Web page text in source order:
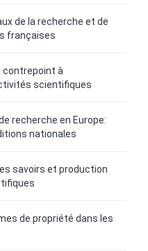
de la recherche et de
françaises
contrepoint à
scientifiques
recherche en Europe:
nationales
savoirs et production
de propriété dans les